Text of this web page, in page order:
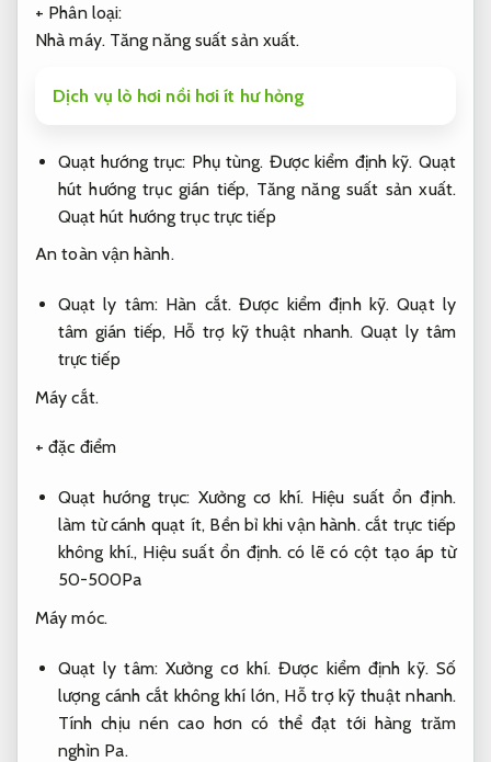
+ Phân loại:
Nhà máy. Tăng năng suất sản xuất.
Dịch vụ lò hơi nồi hơi ít hư hỏng
Quạt hướng trục: Phụ tùng. Được kiểm định kỹ. Quạt
hút hướng trục gián tiếp, Tăng năng suất sản xuất.
Quạt hút hướng trục trực tiếp
An toàn vận hành.
Quạt ly tâm: Hàn cắt. Được kiểm định kỹ. Quạt ly
tâm gián tiếp, Hỗ trợ kỹ thuật nhanh. Quạt ly tâm
trực tiếp
Máy cắt.
+ đặc điểm
Quạt hướng trục: Xưởng cơ khí. Hiệu suất ổn định.
làm từ cánh quạt ít, Bền bỉ khi vận hành.cắt trực tiếp
không khí., Hiệu suất ổn định. có lẽ có cột tạo áp từ
50-500Pa
Máy móc.
Quạt ly tâm: Xưởng cơ khí. Được kiểm định kỹ. Số
lượng cánh cắt không khí lớn, Hỗ trợ kỹ thuật nhanh.
Tính chịu nén cao hơn có thể đạt tới hàng trăm
nghìn Pa.